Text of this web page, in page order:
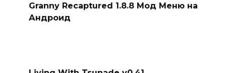
Granny Recaptured 1.8.8 Мод Меню на
Андроид